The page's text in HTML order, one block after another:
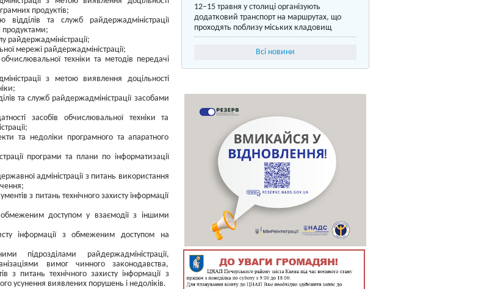
продуктів;
та служб райдержадміністрації
продуктами;
райдержадміністрації;
мережі райдержадміністрації;
техніки та методів передачі
з метою виявлення доцільності
та служб райдержадміністрації засобами
засобів обчислювальної техніки та
та недоліки програмного та апаратного
програми та плани по інформатизації
адміністрації з питань використання
з питань технічного захисту інформації
обмеженим доступом у взаємодії з іншими
інформації з обмеженим доступом на
підрозділами райдержадміністрації,
вимог чинного законодавства,
з питань технічного захисту інформації з
усунення виявлених порушень і недоліків.
12–15 травня у столиці організують
додатковий транспорт на маршрутах, що
проходять поблизу міських кладовищ
Всі новини